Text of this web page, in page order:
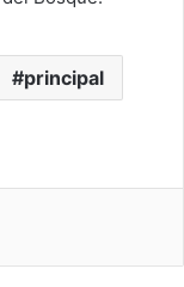
principal